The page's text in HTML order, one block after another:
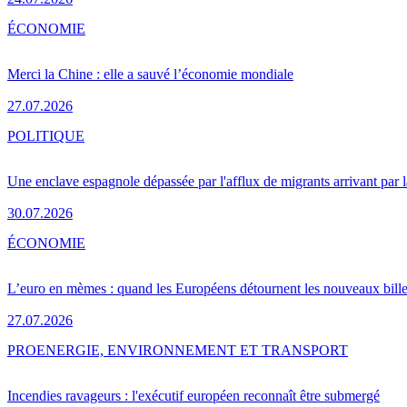
Merci la Chine : elle a sauvé l’économie mondiale
27.07.2026
ÉCONOMIE
Une enclave espagnole dépassée par l'afflux de migrants arrivant par
30.07.2026
POLITIQUE
L’euro en mèmes : quand les Européens détournent les nouveaux
27.07.2026
ÉCONOMIE
Incendies ravageurs : l'exécutif européen reconnaît être submergé
PROENERGIE, ENVIRONNEMENT ET TRANSPORT